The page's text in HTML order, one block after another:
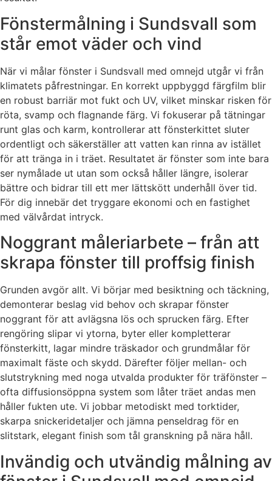
Fönstermålning i Sundsvall som
står emot väder och vind
När vi målar fönster i Sundsvall med omnejd utgår vi från
klimatets påfrestningar. En korrekt uppbyggd färgfilm blir
en robust barriär mot fukt och UV, vilket minskar risken för
röta, svamp och flagnande färg. Vi fokuserar på tätningar
runt glas och karm, kontrollerar att fönsterkittet sluter
ordentligt och säkerställer att vatten kan rinna av istället
för att tränga in i träet. Resultatet är fönster som inte bara
ser nymålade ut utan som också håller längre, isolerar
bättre och bidrar till ett mer lättskött underhåll över tid.
För dig innebär det tryggare ekonomi och en fastighet
med välvårdat intryck.
Noggrant måleriarbete – från att
skrapa fönster till proffsig finish
Grunden avgör allt. Vi börjar med besiktning och täckning,
demonterar beslag vid behov och skrapar fönster
noggrant för att avlägsna lös och sprucken färg. Efter
rengöring slipar vi ytorna, byter eller kompletterar
fönsterkitt, lagar mindre träskador och grundmålar för
maximalt fäste och skydd. Därefter följer mellan- och
slutstrykning med noga utvalda produkter för träfönster –
ofta diffusionsöppna system som låter träet andas men
håller fukten ute. Vi jobbar metodiskt med torktider,
skarpa snickeridetaljer och jämna penseldrag för en
slitstark, elegant finish som tål granskning på nära håll.
Invändig och utvändig målning av